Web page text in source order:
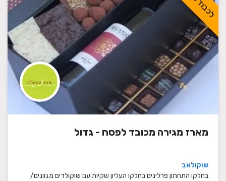
מארז מגירה מכובד לפסח - גדול
שוקולאב
בחלקו התחתון פרלינים בחלקו העליון שקיות עם שוקולדים מגוונים/